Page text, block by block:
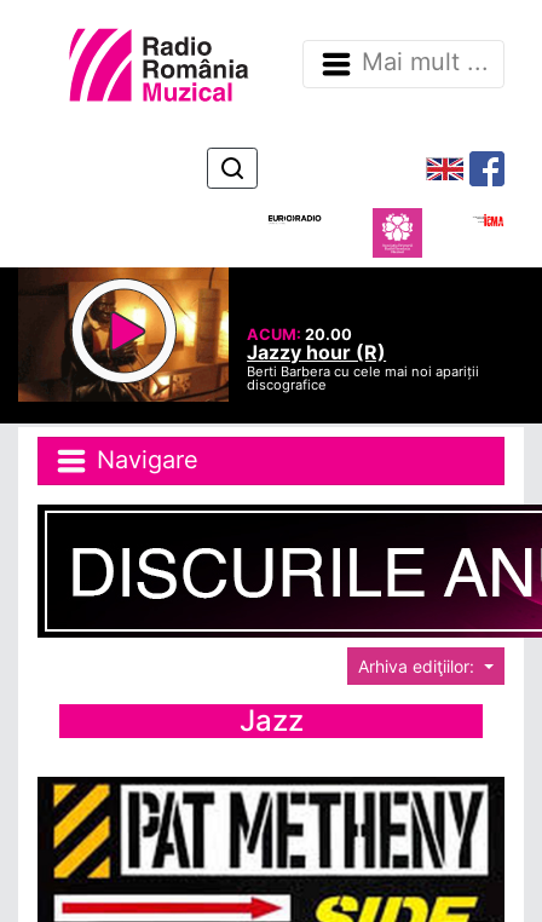
Mai mult ...
ACUM:20.00
Jazzy hour (R)
Berti Barbera cu cele mai noi apariții
discografice
Navigare
Arhiva ediţiilor:
Jazz